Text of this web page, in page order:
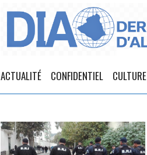
ACTUALITÉ CONFIDENTIEL CULTURE